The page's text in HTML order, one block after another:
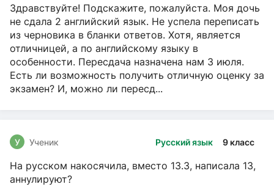
Здравствуйте! Подскажите, пожалуйста. Моя дочь
не сдала 2 английский язык. Не успела переписать
из черновика в бланки ответов. Хотя, является
отличницей, а по английскому языку в
особенности. Пересдача назначена нам 3 июля.
Есть ли возможность получить отличную оценку за
экзамен? И, можно ли пересд...
Русский язык 9 класс
У Ученик
На русском накосячила, вместо 13.3, написала 13,
аннулируют?